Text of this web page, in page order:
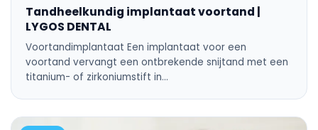
Tandheelkundig implantaat voortand |
LYGOS DENTAL
Voortandimplantaat Een implantaat voor een
voortand vervangt een ontbrekende snijtand met een
titanium- of zirkoniumstift in…